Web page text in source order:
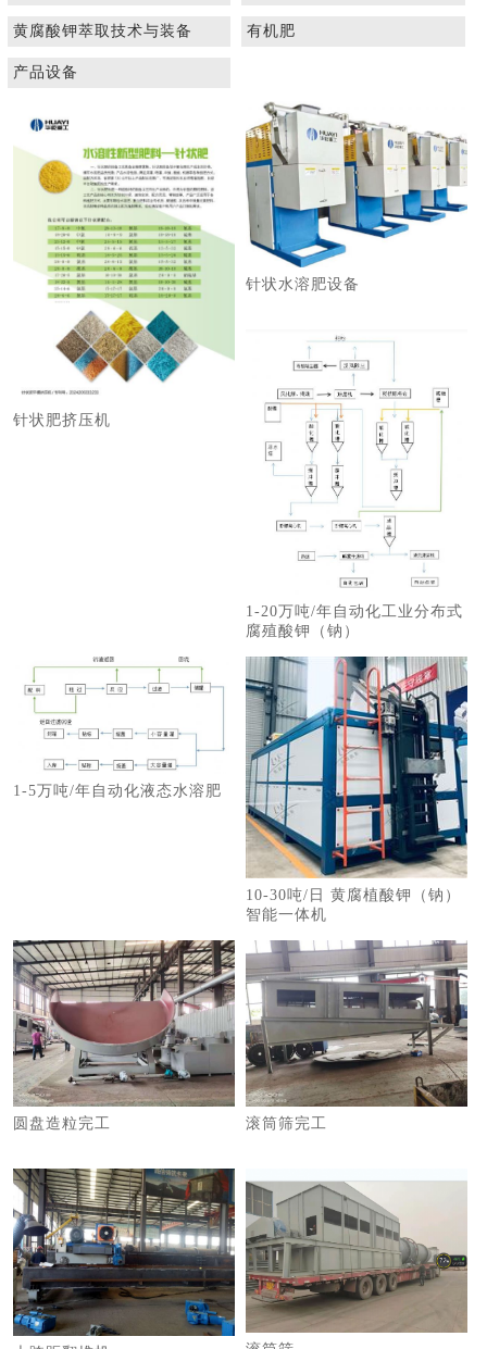
黄腐酸钾萃取技术与装备 有机肥
产品设备
针状肥挤压机
针状水溶肥设备
1-20万吨/年自动化工业分布式
腐殖酸钾（钠）
1-5万吨/年自动化液态水溶肥
10-30吨/日 黄腐植酸钾（钠）
智能一体机
圆盘造粒完工 滚筒筛完工